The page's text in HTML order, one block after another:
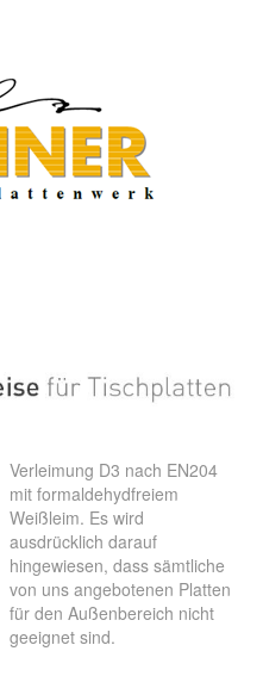
Verleimung D3 nach EN204
mit formaldehydfreiem
Weißleim. Es wird
ausdrücklich darauf
hingewiesen, dass sämtliche
von uns angebotenen Platten
für den Außenbereich nicht
geeignet sind.